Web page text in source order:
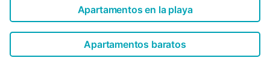
Apartamentos en la playa
Apartamentos baratos